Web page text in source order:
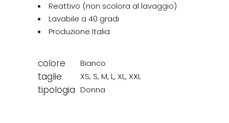
Reattivo (non scolora al lavaggio)
Lavabile a 40 gradi
Produzione Italia
colore Bianco
taglie XS, S, M, L, XL, XXL
tipologia Donna